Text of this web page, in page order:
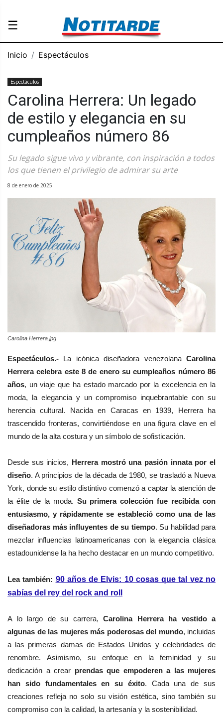
☰
Inicio Espectáculos
Espectáculos
Carolina Herrera: Un legado
de estilo y elegancia en su
cumpleaños número 86
Su legado sigue vivo y vibrante, con inspiración a todos
los que tienen el privilegio de admirar su arte
8 de enero de 2025
Carolina Herrera.jpg
Espectáculos.- La icónica diseñadora venezolana Carolina
Herrera celebra este 8 de enero su cumpleaños número 86
años, un viaje que ha estado marcado por la excelencia en la
moda, la elegancia y un compromiso inquebrantable con su
herencia cultural. Nacida en Caracas en 1939, Herrera ha
trascendido fronteras, convirtiéndose en una figura clave en el
mundo de la alta costura y un símbolo de sofisticación.
Desde sus inicios, Herrera mostró una pasión innata por el
diseño. A principios de la década de 1980, se trasladó a Nueva
York, donde su estilo distintivo comenzó a captar la atención de
la élite de la moda. Su primera colección fue recibida con
entusiasmo, y rápidamente se estableció como una de las
diseñadoras más influyentes de su tiempo. Su habilidad para
mezclar influencias latinoamericanas con la elegancia clásica
estadounidense la ha hecho destacar en un mundo competitivo.
Lea también: 90 años de Elvis: 10 cosas que tal vez no
sabías del rey del rock and roll
A lo largo de su carrera, Carolina Herrera ha vestido a
algunas de las mujeres más poderosas del mundo, incluidas
a las primeras damas de Estados Unidos y celebridades de
renombre. Asimismo, su enfoque en la feminidad y su
dedicación a crear prendas que empoderen a las mujeres
han sido fundamentales en su éxito. Cada una de sus
creaciones refleja no solo su visión estética, sino también su
compromiso con la calidad, la artesanía y la sostenibilidad.